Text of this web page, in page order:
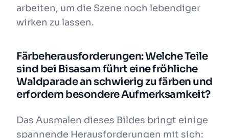
arbeiten, um die Szene noch lebendiger
wirken zu lassen.
Färbeherausforderungen: Welche Teile
sind bei Bisasam führt eine fröhliche
Waldparade an schwierig zu färben und
erfordern besondere Aufmerksamkeit?
Das Ausmalen dieses Bildes bringt einige
spannende Herausforderungen mit sich: